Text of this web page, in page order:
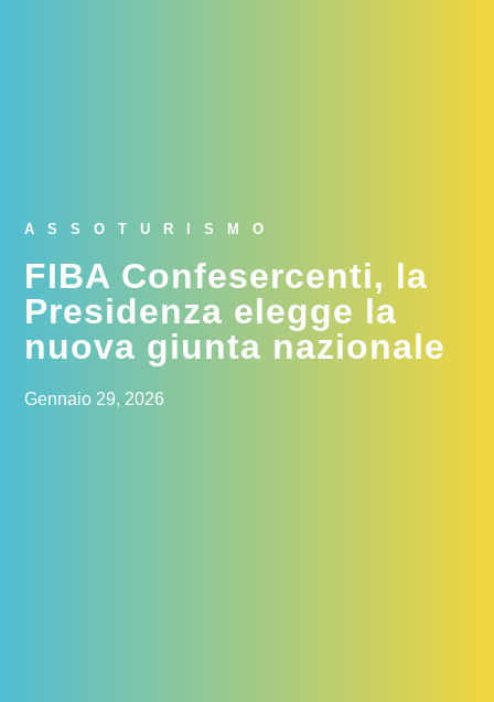
ASSOTURISMO
FIBA Confesercenti, la
Presidenza elegge la
nuova giunta nazionale
Gennaio 29, 2026